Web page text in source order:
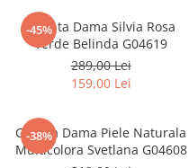
-45%
Geanta Dama Silvia Rosa
Verde Belinda G04619
289,00 Lei
159,00 Lei
-38%
Geanta Dama Piele Naturala
Multicolora Svetlana G04608